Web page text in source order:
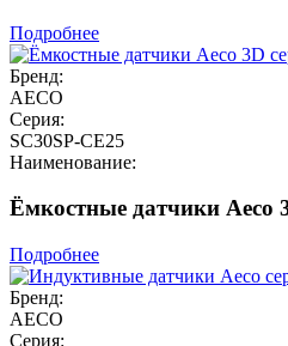
Подробнее
Бренд:
AECO
Серия:
SC30SP-CE25
Наименование:
Ёмкостные датчики Aeco
Подробнее
Бренд:
AECO
Серия: